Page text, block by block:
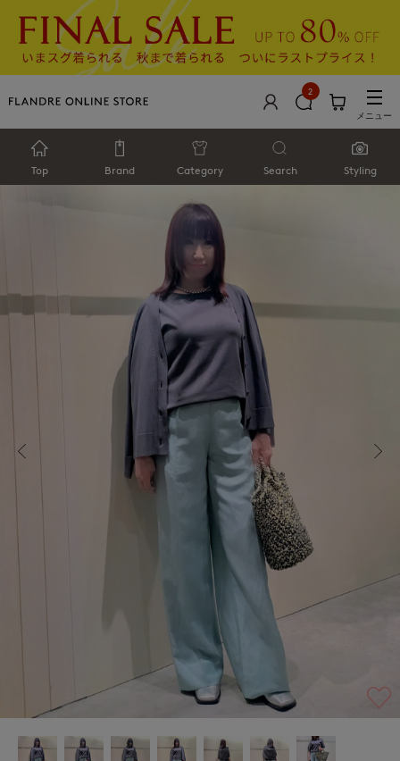
2
メニュー
Top Brand Category Search Styling